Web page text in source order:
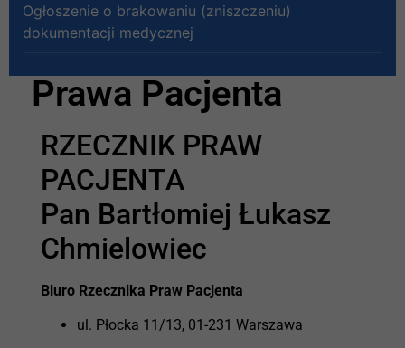
Ogłoszenie o brakowaniu (zniszczeniu)
dokumentacji medycznej
Prawa Pacjenta
RZECZNIK PRAW
PACJENTA
Pan Bartłomiej Łukasz
Chmielowiec
Biuro Rzecznika Praw Pacjenta
ul. Płocka 11/13, 01-231 Warszawa